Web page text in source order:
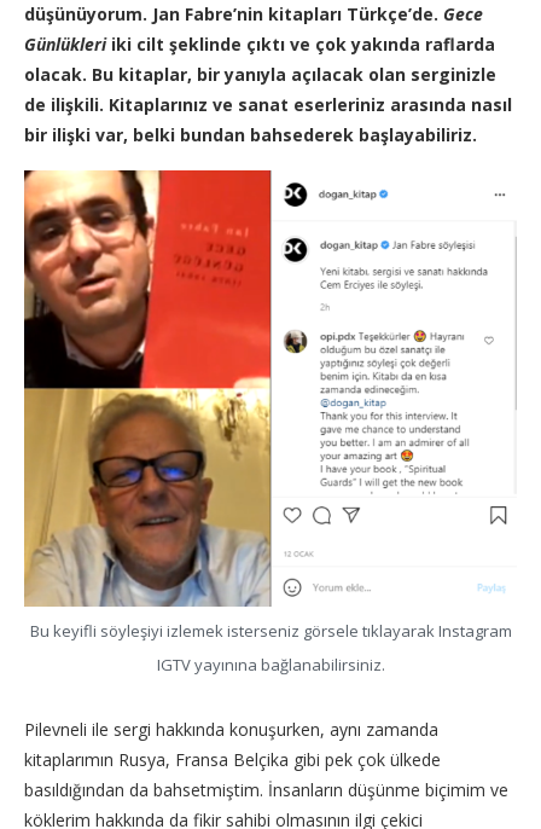
düşünüyorum. Jan Fabre’nin kitapları Türkçe’de. Gece
Günlükleriiki cilt şeklinde çıktı ve çok yakında raflarda
olacak. Bu kitaplar, bir yanıyla açılacak olan serginizle
de ilişkili. Kitaplarınız ve sanat eserleriniz arasında nasıl
bir ilişki var, belki bundan bahsederek başlayabiliriz.
Bu keyifli söyleşiyi izlemek isterseniz görsele tıklayarak Instagram
IGTV yayınına bağlanabilirsiniz.
Pilevneli ile sergi hakkında konuşurken, aynı zamanda
kitaplarımın Rusya, Fransa Belçika gibi pek çok ülkede
basıldığından da bahsetmiştim. İnsanların düşünme biçimim ve
köklerim hakkında da fikir sahibi olmasının ilgi çekici